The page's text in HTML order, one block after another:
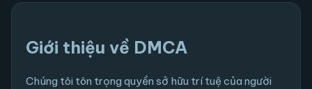
Giới thiệu về DMCA
Chúng tôi tôn trọng quyền sở hữu trí tuệ của người